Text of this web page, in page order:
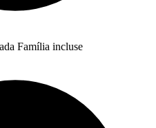
Família incluse